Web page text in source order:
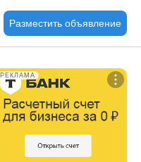
Разместить объявление
РЕКЛАМА